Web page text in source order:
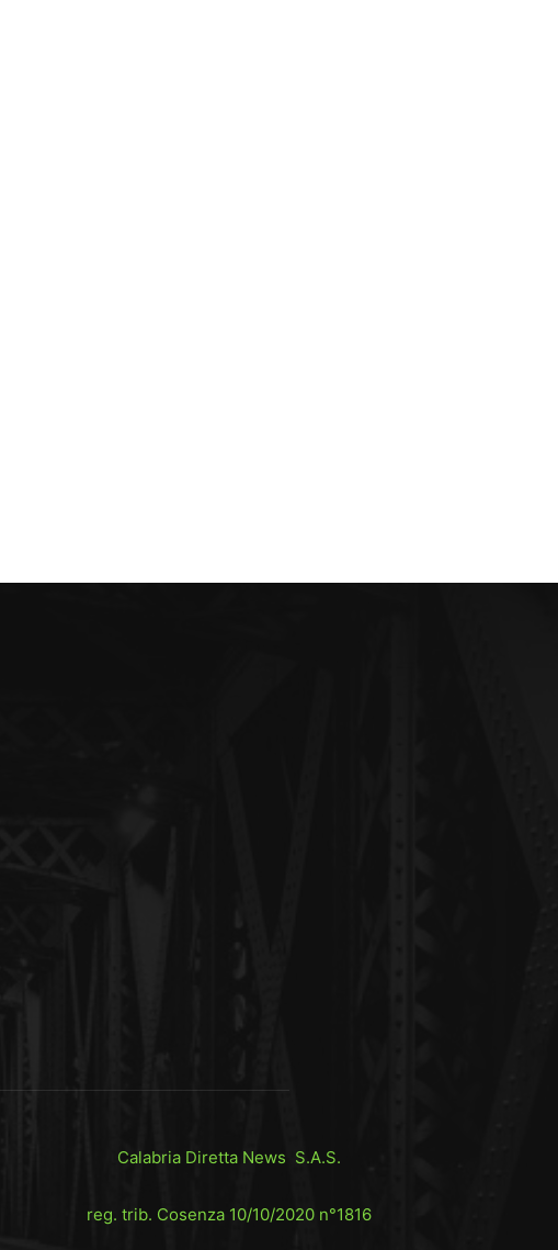
Calabria Diretta News S.A.S.
reg. trib. Cosenza 10/10/2020 n°1816